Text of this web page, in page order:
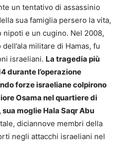
un tentativo di assassinio
sua famiglia persero la vita,
e un cugino. Nel 2008,
militare di Hamas, fu
israeliani. La tragedia più
durante l’operazione
forze israeliane colpirono
Osama nel quartiere di
moglie Hala Saqr Abu
diciannove membri della
negli attacchi israeliani nel